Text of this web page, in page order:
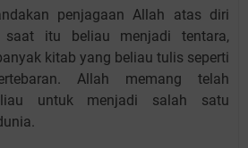
penjagaan Allah atas diri
saat itu beliau menjadi tentara,
kitab yang beliau tulis seperti
Allah memang telah
untuk menjadi salah satu